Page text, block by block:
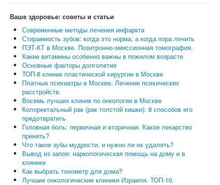
Ваше здоровье: советы и статьи
Современные методы лечения инфаркта
Стираемость зубов: когда это норма, а когда пора лечить
ПЭТ-КТ в Москве. Позитронно-эмиссионная томография.
Какие витамины особенно важны в пожилом возрасте
Основные факторы долголетия
ТОП-8 клиник пластической хирургии в Москве
Платные психиатры в Москве. Лечение психических
расстройств.
Восемь лучших клиник по онкологии в Москве
Колоректальный рак (рак толстой кишки): 8 способов его
предотвратить
Головная боль: первичная и вторичная. Какое лекарство
принять?
Что такое зубы мудрости, и нужно ли их удалять?
Вывод из запоя: наркологическая помощь на дому и в
клинике
Как выбрать тонометр для дома?
Лучшие онкологические клиники Израиля. ТОП-10.